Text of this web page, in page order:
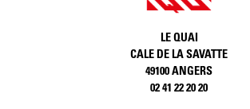
LE QUAI
CALE DE LA SAVATTE
49100 ANGERS
02 41 22 20 20